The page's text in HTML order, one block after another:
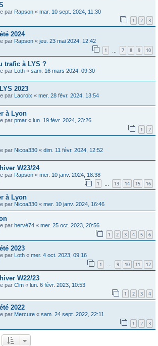
par Rapson « mar. 10 sept. 2024, 11:30
1 2 3
2024
par Rapson « jeu. 23 mai 2024, 12:42
1 7 8 9 10
trafic à LYS ?
par Loth « sam. 16 mars 2024, 09:30
2023
par Lacroix « mer. 28 févr. 2024, 13:54
à Lyon
par pmar « lun. 19 févr. 2024, 23:26
1 2
par Nicoa330 « dim. 11 févr. 2024, 12:52
W23/24
par Rapson « mer. 10 janv. 2024, 18:38
1 13 14 15 16
à Lyon
par Nicoa330 « mer. 10 janv. 2024, 16:46
par hervé74 « mer. 25 oct. 2023, 20:56
1 2 3 4 5 6
2023
par Loth « mer. 4 oct. 2023, 09:16
1 … 9 10 11 12
W22/23
par Clm « lun. 6 févr. 2023, 10:53
1 2 3 4
2022
par Mercure « sam. 24 sept. 2022, 22:11
1 2 3